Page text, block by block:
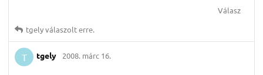
Válasz
tgelyválaszolt erre.
T tgely 2008. márc 16.